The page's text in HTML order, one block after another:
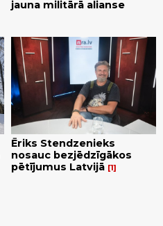
jauna militārā alianse
Ēriks Stendzenieks
nosauc bezjēdzīgākos
pētījumus Latvijā 1